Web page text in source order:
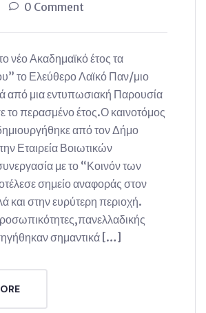
0 Comment
νέο Ακαδημαϊκό έτος τα
το Ελεύθερο Λαϊκό Παν/μιο
από μια εντυπωσιακή Παρουσία
το περασμένο έτος.Ο καινοτόμος
από τον Δήμο
Εταιρεία Βοιωτικών
με το “Κοινόν των
σημείο αναφοράς στον
και στην ευρύτερη περιοχή.
σημαντικά […]